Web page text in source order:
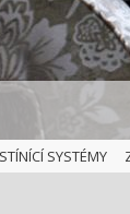
STÍNÍCÍ SYSTÉMY